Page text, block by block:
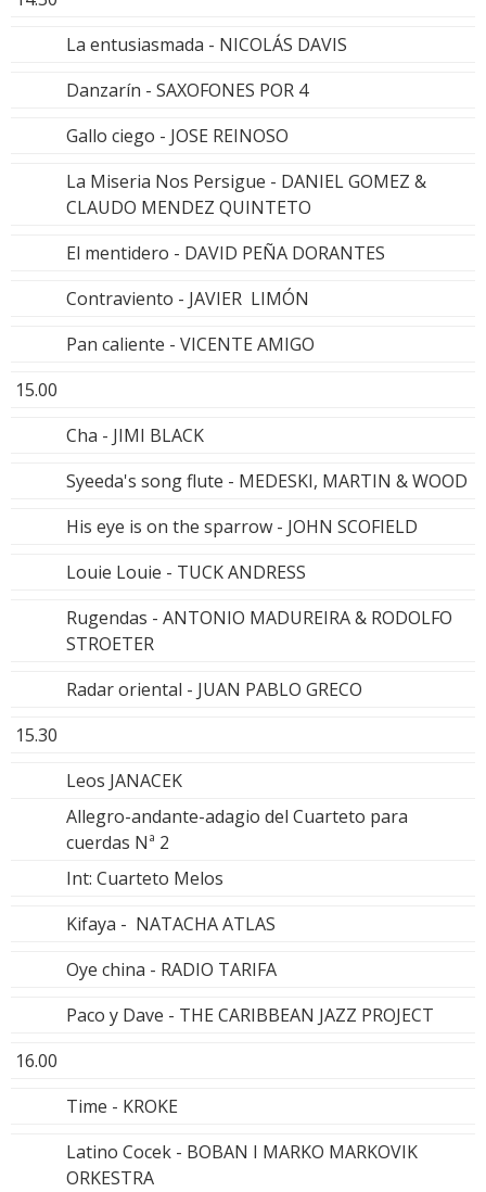
La entusiasmada - NICOLÁS DAVIS
Danzarín - SAXOFONES POR 4
Gallo ciego - JOSE REINOSO
La Miseria Nos Persigue - DANIEL GOMEZ &
CLAUDO MENDEZ QUINTETO
El mentidero - DAVID PEÑA DORANTES
Contraviento - JAVIER LIMÓN
Pan caliente - VICENTE AMIGO
15.00
Cha - JIMI BLACK
Syeeda's song flute - MEDESKI, MARTIN & WOOD
His eye is on the sparrow - JOHN SCOFIELD
Louie Louie - TUCK ANDRESS
Rugendas - ANTONIO MADUREIRA & RODOLFO
STROETER
Radar oriental - JUAN PABLO GRECO
15.30
Leos JANACEK
Allegro-andante-adagio del Cuarteto para
cuerdas Nª 2
Int: Cuarteto Melos
Kifaya - NATACHA ATLAS
Oye china - RADIO TARIFA
Paco y Dave - THE CARIBBEAN JAZZ PROJECT
16.00
Time - KROKE
Latino Cocek - BOBAN I MARKO MARKOVIK
ORKESTRA